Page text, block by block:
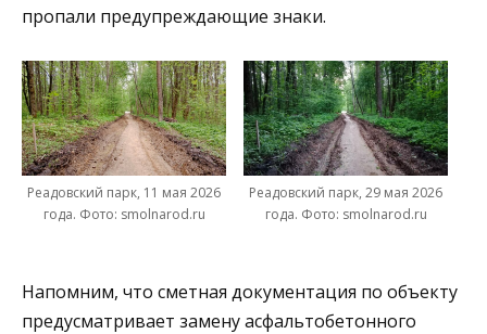
пропали предупреждающие знаки.
Реадовский парк, 11 мая 2026
года. Фото: smolnarod.ru
Реадовский парк, 29 мая 2026
года. Фото: smolnarod.ru
Напомним, что сметная документация по объекту
предусматривает замену асфальтобетонного